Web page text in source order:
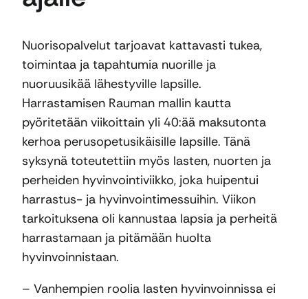
Nuorisopalvelut tarjoavat kattavasti tukea,
toimintaa ja tapahtumia nuorille ja
nuoruusikää lähestyville lapsille.
Harrastamisen Rauman mallin kautta
pyöritetään viikoittain yli 40:ää maksutonta
kerhoa perusopetusikäisille lapsille. Tänä
syksynä toteutettiin myös lasten, nuorten ja
perheiden hyvinvointiviikko, joka huipentui
harrastus- ja hyvinvointimessuihin. Viikon
tarkoituksena oli kannustaa lapsia ja perheitä
harrastamaan ja pitämään huolta
hyvinvoinnistaan.
– Vanhempien roolia lasten hyvinvoinnissa ei